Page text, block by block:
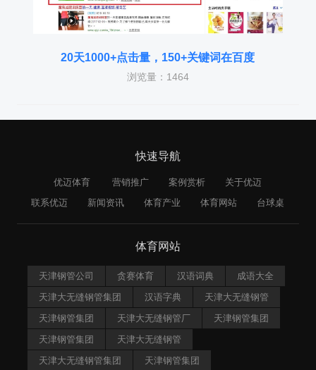
20天1000+点击量，150+关键词在百度
浏览量：1464
快速导航
优迈体育 营销推广 案例赏析
关于优迈
联系优迈
新闻资讯 体育产业 体育网站 台球桌
体育网站
天津钢管公司 贪赛体育 汉语词典
成语大全
天津大无缝钢管集团
汉语字典
天津大无缝钢管
天津钢管集团
天津大无缝钢管厂
天津钢管集团
天津钢管集团
天津大无缝钢管
天津大无缝钢管集团
天津钢管集团